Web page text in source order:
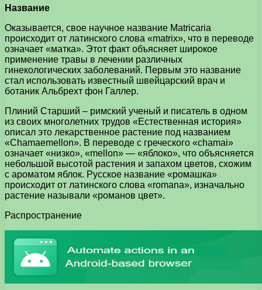
Название
Оказывается, свое научное название Matricaria
происходит от латинского слова «matrix», что в переводе
означает «матка». Этот факт объясняет широкое
применение травы в лечении различных
гинекологических заболеваний. Первым это название
стал использовать известный швейцарский врач и
ботаник Альбрехт фон Галлер.
Плиний Старший – римский ученый и писатель в одном
из своих многолетних трудов «Естественная история»
описал это лекарственное растение под названием
«Chamaemellon». В переводе с греческого «chamai»
означает «низко», «mellon» — «яблоко», что объясняется
небольшой высотой растения и запахом цветов, схожим
с ароматом яблок. Русское название «ромашка»
происходит от латинского слова «romana», изначально
растение называли «романов цвет».
Распространение